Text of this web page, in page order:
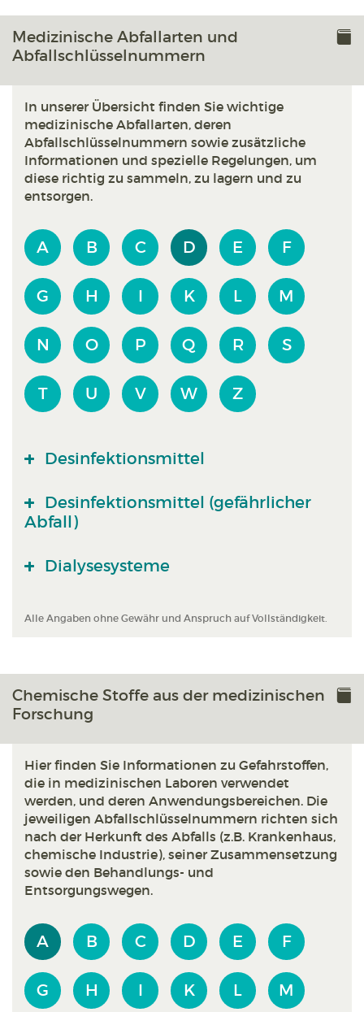
Medizinische Abfallarten und
Abfallschlüsselnummern
In unserer Übersicht finden Sie wichtige
medizinische Abfallarten, deren
Abfallschlüsselnummern sowie zusätzliche
Informationen und spezielle Regelungen, um
diese richtig zu sammeln, zu lagern und zu
entsorgen.
A B C D E F
G H I K L M
N O P Q R S
T U V W Z
Desinfektionsmittel
Desinfektionsmittel (gefährlicher
Abfall)
Dialysesysteme
Alle Angaben ohne Gewähr und Anspruch auf Vollständigkeit.
Chemische Stoffe aus der medizinischen
Forschung
Hier finden Sie Informationen zu Gefahrstoffen,
die in medizinischen Laboren verwendet
werden, und deren Anwendungsbereichen. Die
jeweiligen Abfallschlüsselnummern richten sich
nach der Herkunft des Abfalls (z.B. Krankenhaus,
chemische Industrie), seiner Zusammensetzung
sowie den Behandlungs- und
Entsorgungswegen.
A B C D E F
G H I K L M